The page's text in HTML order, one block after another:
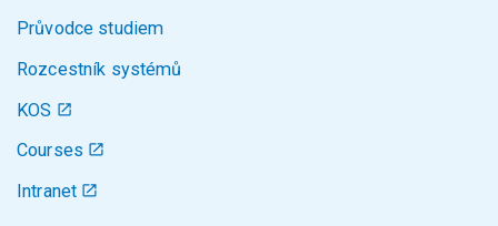
Průvodce studiem
Rozcestník systémů
KOS
Courses
Intranet